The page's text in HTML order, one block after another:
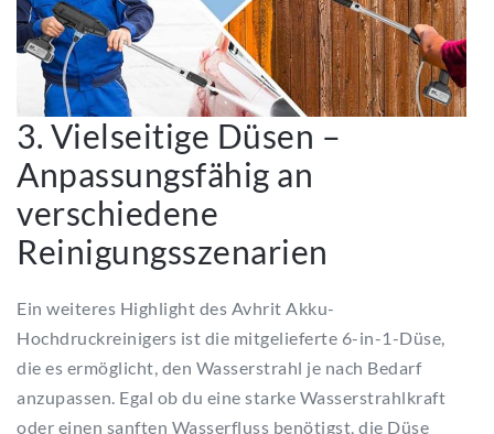
3. Vielseitige Düsen –
Anpassungsfähig an
verschiedene
Reinigungsszenarien
Ein weiteres Highlight des Avhrit Akku-
Hochdruckreinigers ist die mitgelieferte 6-in-1-Düse,
die es ermöglicht, den Wasserstrahl je nach Bedarf
anzupassen. Egal ob du eine starke Wasserstrahlkraft
oder einen sanften Wasserfluss benötigst, die Düse